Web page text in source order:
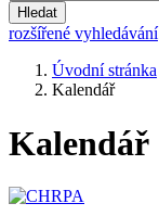
Hledat
rozšířené vyhledávání
Úvodní stránka
Kalendář
Kalendář